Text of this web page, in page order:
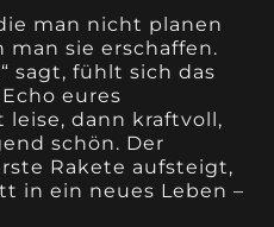
man nicht planen
man sie erschaffen.
sagt, fühlt sich das
eures
leise, dann kraftvoll,
schön. Der
Rakete aufsteigt,
in ein neues Leben –